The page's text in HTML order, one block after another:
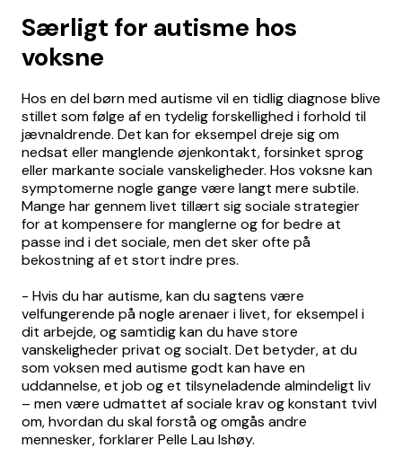
Særligt for autisme hos
voksne
Hos en del børn med autisme vil en tidlig diagnose blive
stillet som følge af en tydelig forskellighed i forhold til
jævnaldrende. Det kan for eksempel dreje sig om
nedsat eller manglende øjenkontakt, forsinket sprog
eller markante sociale vanskeligheder. Hos voksne kan
symptomerne nogle gange være langt mere subtile.
Mange har gennem livet tillært sig sociale strategier
for at kompensere for manglerne og for bedre at
passe ind i det sociale, men det sker ofte på
bekostning af et stort indre pres.
- Hvis du har autisme, kan du sagtens være
velfungerende på nogle arenaer i livet, for eksempel i
dit arbejde, og samtidig kan du have store
vanskeligheder privat og socialt. Det betyder, at du
som voksen med autisme godt kan have en
uddannelse, et job og et tilsyneladende almindeligt liv
– men være udmattet af sociale krav og konstant tvivl
om, hvordan du skal forstå og omgås andre
mennesker, forklarer Pelle Lau Ishøy.